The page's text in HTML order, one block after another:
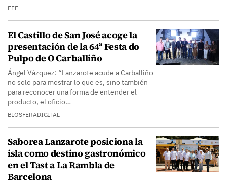
EFE
El Castillo de San José acoge la
presentación de la 64ª Festa do
Pulpo de O Carballiño
Ángel Vázquez: “Lanzarote acude a Carballiño
no solo para mostrar lo que es, sino también
para reconocer una forma de entender el
producto, el oficio…
BIOSFERADIGITAL
Saborea Lanzarote posiciona la
isla como destino gastronómico
en el Tast a La Rambla de
Barcelona